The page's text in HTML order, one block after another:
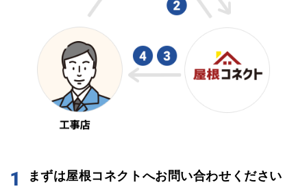
1 まずは屋根コネクトへお問い合わせください